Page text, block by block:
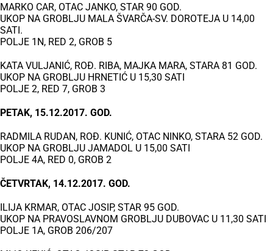
MARKO CAR, OTAC JANKO, STAR 90 GOD.
UKOP NA GROBLJU MALA ŠVARČA-SV. DOROTEJA U 14,00
SATI.
POLJE 1N, RED 2, GROB 5
KATA VULJANIĆ, ROĐ. RIBA, MAJKA MARA, STARA 81 GOD.
UKOP NA GROBLJU HRNETIĆ U 15,30 SATI
POLJE 2, RED 7, GROB 3
PETAK, 15.12.2017. GOD.
RADMILA RUDAN, ROĐ. KUNIĆ, OTAC NINKO, STARA 52 GOD.
UKOP NA GROBLJU JAMADOL U 15,00 SATI
POLJE 4A, RED 0, GROB 2
ČETVRTAK, 14.12.2017. GOD.
ILIJA KRMAR, OTAC JOSIP, STAR 95 GOD.
UKOP NA PRAVOSLAVNOM GROBLJU DUBOVAC U 11,30 SATI
POLJE 1A, GROB 206/207